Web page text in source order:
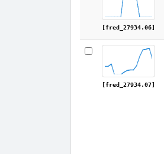
[fred_27934.06]
[fred_27934.07]